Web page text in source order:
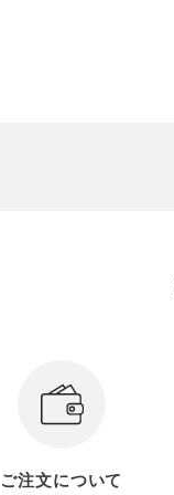
ご注文について